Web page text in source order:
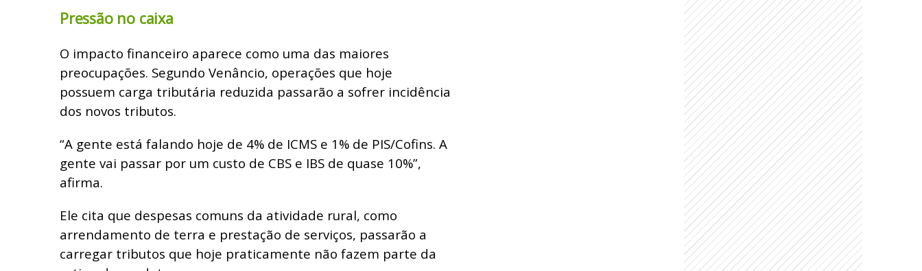
Pressão no caixa
O impacto financeiro aparece como uma das maiores
preocupações. Segundo Venâncio, operações que hoje
possuem carga tributária reduzida passarão a sofrer incidência
dos novos tributos.
“A gente está falando hoje de 4% de ICMS e 1% de PIS/Cofins. A
gente vai passar por um custo de CBS e IBS de quase 10%”,
afirma.
Ele cita que despesas comuns da atividade rural, como
arrendamento de terra e prestação de serviços, passarão a
carregar tributos que hoje praticamente não fazem parte da